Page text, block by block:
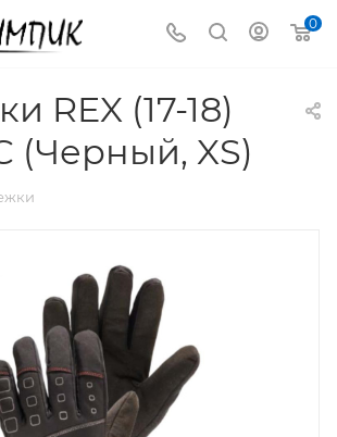
0
REX (17-18)
(Черный, XS)